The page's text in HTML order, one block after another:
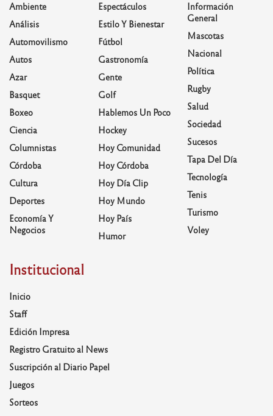
Ambiente
Análisis
Automovilismo
Autos
Azar
Basquet
Boxeo
Ciencia
Columnistas
Córdoba
Cultura
Deportes
Economía Y
Negocios
Espectáculos
Estilo Y Bienestar
Fútbol
Gastronomía
Gente
Golf
Hablemos Un Poco
Hockey
Hoy Comunidad
Hoy Córdoba
Hoy Día Clip
Hoy Mundo
Hoy País
Humor
Información
General
Mascotas
Nacional
Política
Rugby
Salud
Sociedad
Sucesos
Tapa Del Día
Tecnología
Tenis
Turismo
Voley
Institucional
Inicio
Staff
Edición Impresa
Registro Gratuito al News
Suscripción al Diario Papel
Juegos
Sorteos